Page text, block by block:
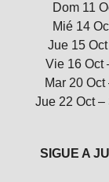
Dom 11
Mié 14
Jue 15
Vie 16 Oct
Mar 20
Jue 22 Oct
SIGUE A